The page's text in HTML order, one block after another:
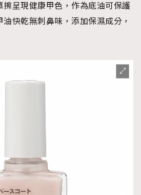
擦呈現健康甲色，作為底油可保護
快乾無刺鼻味，添加保濕成分，